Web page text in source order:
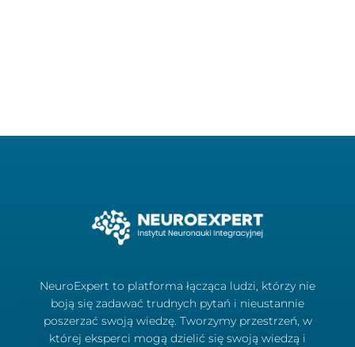
NeuroExpert to platforma łącząca ludzi, którzy nie
boją się zadawać trudnych pytań i nieustannie
poszerzać swoją wiedzę. Tworzymy przestrzeń, w
której eksperci mogą dzielić się swoją wiedzą i